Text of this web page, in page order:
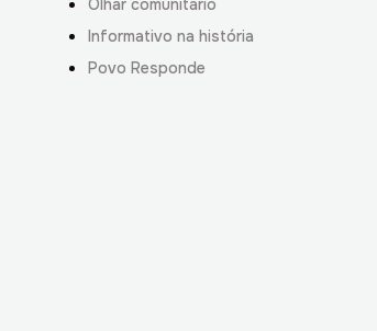
Olhar comunitário
Informativo na história
Povo Responde